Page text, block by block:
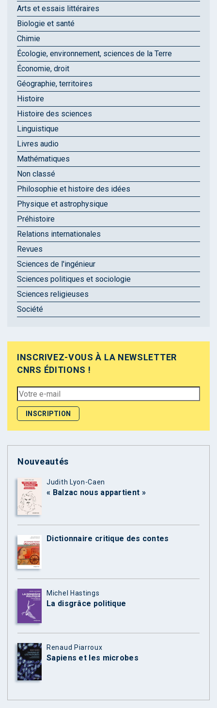
Arts et essais littéraires
Biologie et santé
Chimie
Écologie, environnement, sciences de la Terre
Économie, droit
Géographie, territoires
Histoire
Histoire des sciences
Linguistique
Livres audio
Mathématiques
Non classé
Philosophie et histoire des idées
Physique et astrophysique
Préhistoire
Relations internationales
Revues
Sciences de l'ingénieur
Sciences politiques et sociologie
Sciences religieuses
Société
INSCRIVEZ-VOUS À LA NEWSLETTER
CNRS ÉDITIONS !
Nouveautés
Judith Lyon-Caen
« Balzac nous appartient »
Dictionnaire critique des contes
Michel Hastings
La disgrâce politique
Renaud Piarroux
Sapiens et les microbes